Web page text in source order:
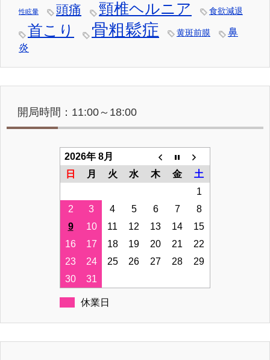
性眩暈 頭痛 頸椎ヘルニア 食欲減退
首こり 骨粗鬆症 黄斑前膜
鼻
炎
開局時間：11:00～18:00
2026年 8月
日
月 火 水 木 金
土
1
2
3 4 5 6 7
8
9
10 11 12 13 14
15
16
17 18 19 20 21
22
23
24 25 26 27 28
29
30
31
休業日